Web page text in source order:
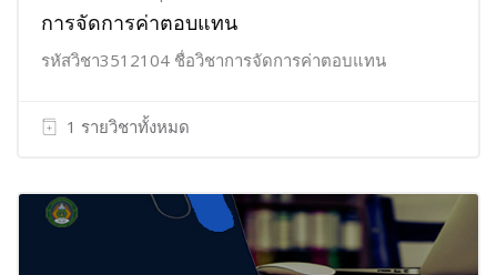
การจัดการค่าตอบแทน
รหัสวิชา3512104 ชื่อวิชาการจัดการค่าตอบแทน
1 รายวิชาทั้งหมด